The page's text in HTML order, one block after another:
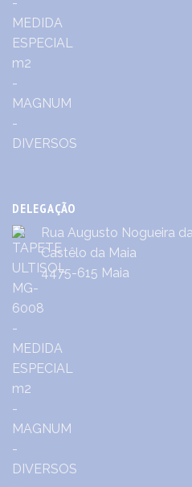
DELEGAÇÃO
Rua Augusto Nogueira
Castêlo da Maia
4475-615 Maia